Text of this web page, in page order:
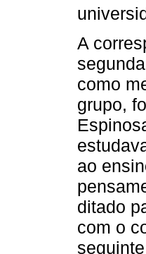
A
como
grupo,
ao
ditado
com o